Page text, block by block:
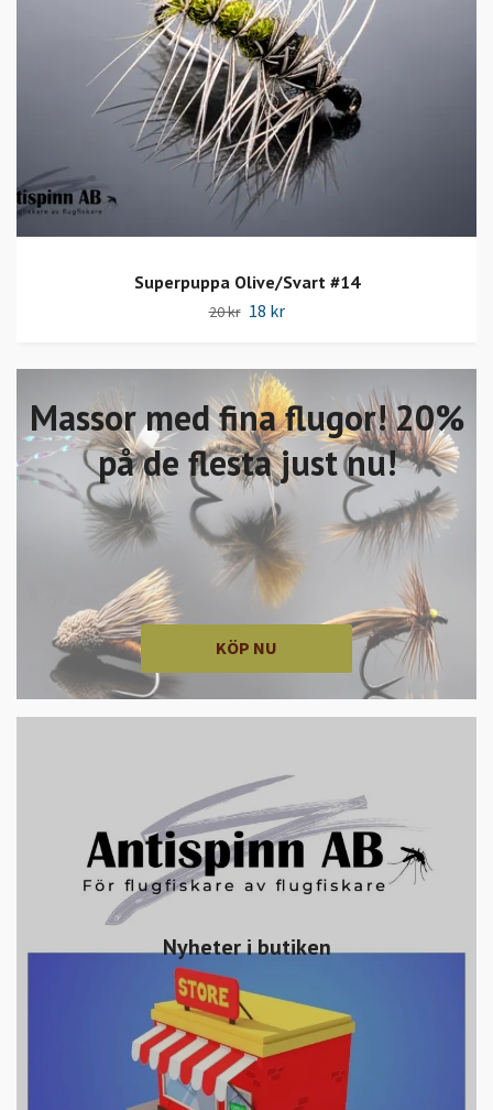
Massor med fina flugor! 20%
på de flesta just nu!
KÖP NU
Nyheter i butiken
Superpuppa Olive/Svart #14
20 kr 18 kr